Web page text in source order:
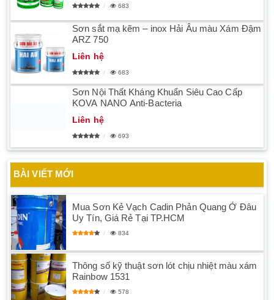
683
Sơn sắt mạ kẽm – inox Hải Âu màu Xám Đậm
ARZ 750
Liên hệ
683
Sơn Nội Thất Kháng Khuẩn Siêu Cao Cấp
KOVA NANO Anti-Bacteria
Liên hệ
693
BÀI VIẾT MỚI
Mua Sơn Kẻ Vạch Cadin Phản Quang Ở Đâu
Uy Tín, Giá Rẻ Tại TP.HCM
834
Thông số kỹ thuật sơn lót chịu nhiệt màu xám
Rainbow 1531
578